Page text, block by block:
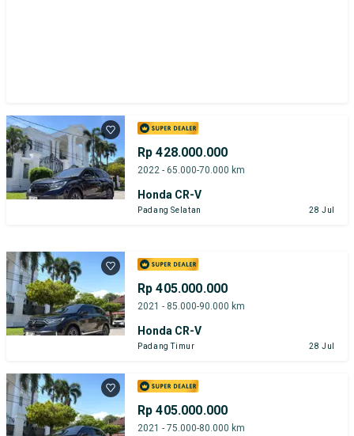
Rp 428.000.000
2022 - 65.000-70.000 km
Honda CR-V
Padang Selatan 28 Jul
Rp 405.000.000
2021 - 85.000-90.000 km
Honda CR-V
Padang Timur 28 Jul
Rp 405.000.000
2021 - 75.000-80.000 km